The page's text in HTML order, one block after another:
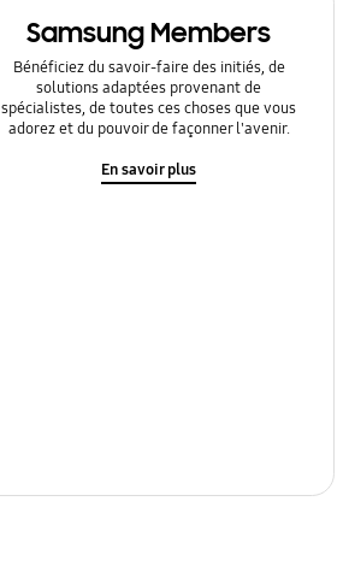
Samsung Members
Bénéficiez du savoir-faire des initiés, de
solutions adaptées provenant de
spécialistes, de toutes ces choses que vous
adorez et du pouvoir de façonner l'avenir.
En savoir plus